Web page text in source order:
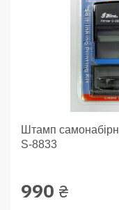
Штамп
S-8833
990 ₴